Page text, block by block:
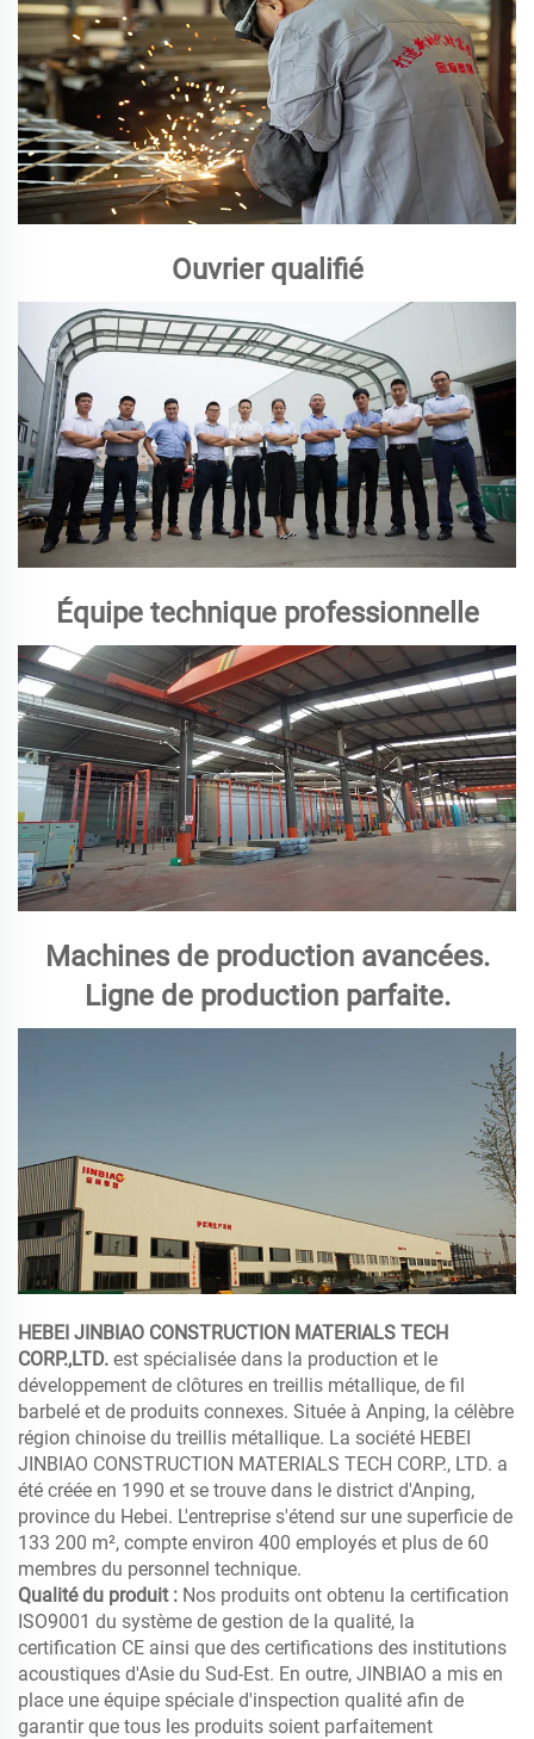
Ouvrier qualifié
Équipe technique professionnelle
Machines de production avancées.
Ligne de production parfaite.
HEBEI JINBIAO CONSTRUCTION MATERIALS TECH
CORP.,LTD. est spécialisée dans la production et le
développement de clôtures en treillis métallique, de fil
barbelé et de produits connexes. Située à Anping, la célèbre
région chinoise du treillis métallique. La société HEBEI
JINBIAO CONSTRUCTION MATERIALS TECH CORP., LTD. a
été créée en 1990 et se trouve dans le district d'Anping,
province du Hebei. L'entreprise s'étend sur une superficie de
133 200 m², compte environ 400 employés et plus de 60
membres du personnel technique.
Qualité du produit : Nos produits ont obtenu la certification
ISO9001 du système de gestion de la qualité, la
certification CE ainsi que des certifications des institutions
acoustiques d'Asie du Sud-Est. En outre, JINBIAO a mis en
place une équipe spéciale d'inspection qualité afin de
garantir que tous les produits soient parfaitement